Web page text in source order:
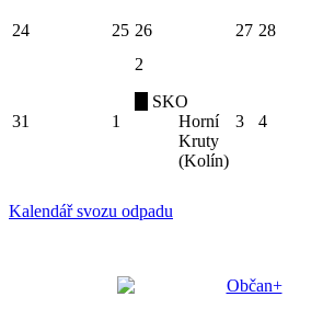
24 25 26 27 28
31 1
2
SKO
Horní
Kruty
(Kolín)
3 4
Kalendář svozu odpadu